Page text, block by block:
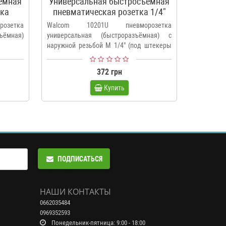
пневматическая розетка 1/4"
Walcom 10201U
Walcom 10201U пневморозетка
универсальная (быстроразъёмная) с
наружной резьбой М 1/4" (под штекеры
372 грн
Купить
ПОДПИСАТЬСЯ
НАШИ КОНТАКТЫ
0662035484
0969352593
Понедельник-пятница: 9:00 - 18:00